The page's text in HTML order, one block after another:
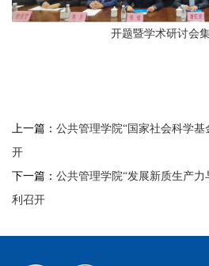
开题暨学术研讨会
上一篇： 公共管理学院“国家社会科学
开
下一篇： 公共管理学院“发展新质生产
利召开